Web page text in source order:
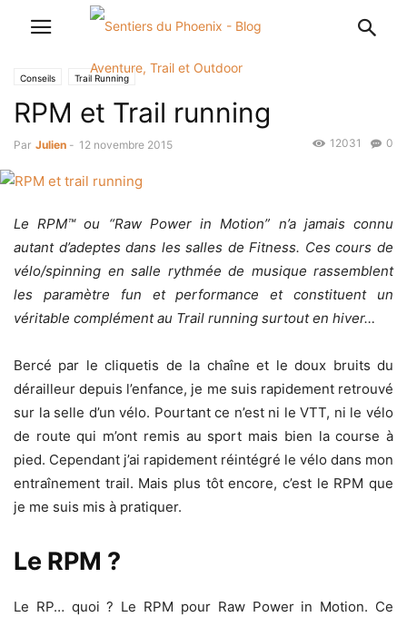
Conseils Trail Running
RPM et Trail running
Par Julien - 12 novembre 2015 0
12031
Le RPM™ ou “Raw Power in Motion” n’a jamais connu
autant d’adeptes dans les salles de Fitness. Ces cours de
vélo/spinning en salle rythmée de musique rassemblent
les paramètre fun et performance et constituent un
véritable complément au Trail running surtout en hiver…
Bercé par le cliquetis de la chaîne et le doux bruits du
dérailleur depuis l’enfance, je me suis rapidement retrouvé
sur la selle d’un vélo. Pourtant ce n’est ni le VTT, ni le vélo
de route qui m’ont remis au sport mais bien la course à
pied. Cependant j’ai rapidement réintégré le vélo dans mon
entraînement trail. Mais plus tôt encore, c’est le RPM que
je me suis mis à pratiquer.
Le RPM ?
Le RP… quoi ? Le RPM pour Raw Power in Motion. Ce